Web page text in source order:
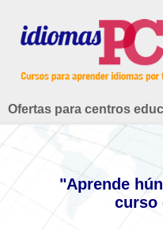
Ofertas para centros
"Aprende
curso